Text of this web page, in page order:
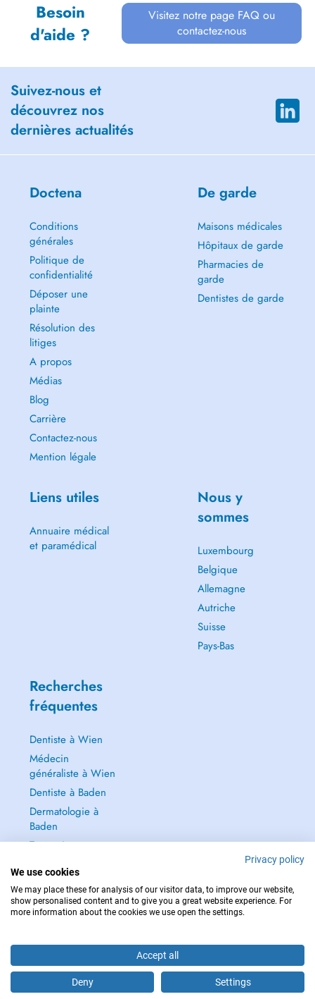
Êtes-vous ce praticien ?
Besoin
d'aide ?
Visitez notre page FAQ ou
contactez-nous
Suivez-nous et
découvrez nos
dernières actualités
Doctena
Conditions
générales
Politique de
confidentialité
Déposer une
plainte
Résolution des
litiges
A propos
Médias
Blog
Carrière
Contactez-nous
Mention légale
De garde
Maisons médicales
Hôpitaux de garde
Pharmacies de
garde
Dentistes de garde
Liens utiles
Annuaire médical
et paramédical
Nous y
sommes
Luxembourg
Belgique
Allemagne
Autriche
Suisse
Pays-Bas
Recherches
fréquentes
Dentiste à Wien
Médecin
généraliste à Wien
Dentiste à Baden
Dermatologie à
Baden
Tout voir →
POUR LES URGENCES, CONSULTEZ : 112
Privacy policy
We use cookies
We may place these for analysis of our visitor data, to improve our website,
show personalised content and to give you a great website experience. For
more information about the cookies we use open the settings.
Accept all
Deny Settings